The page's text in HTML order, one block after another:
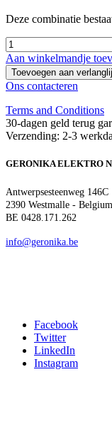
Deze combinatie
Aan winkelmandje
Toevoegen aan
Ons contacteren
Terms and Conditions
30-dagen geld terug
Verzending: 2-3
GERONIKA ELEKTRO
Antwerpsesteenweg 146C
2390 Westmalle - Belgium
BE 0428.171.262
info@geronika.be
Facebook
Twitter
LinkedIn
Instagram